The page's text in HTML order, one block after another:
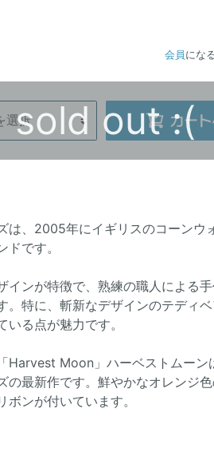
会員 にな
sold out :(
は、2005年にイギリスのコーンウ
です。
インが特徴で、熟練の職人による
。特に、斬新なデザインのテディ
る点が魅力です。
Harvest Moon」ハーベストムーン
の最新作です。鮮やかなオレンジ色
ンが付いています。